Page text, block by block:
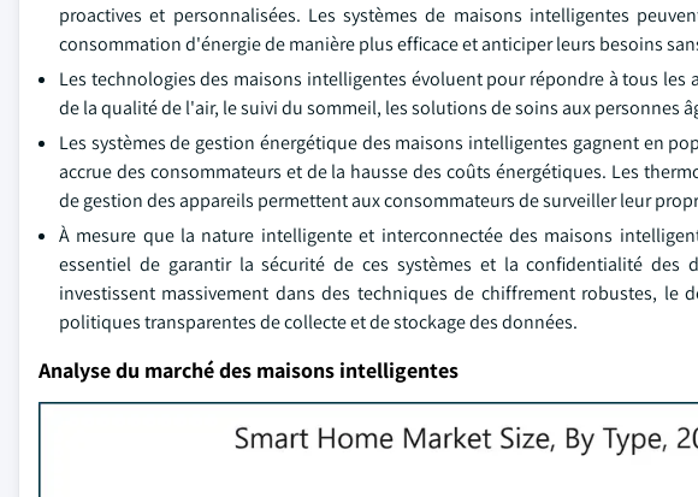
proactives et personnalisées. Les systèmes de maisons intelligentes
consommation d'énergie de manière plus efficace et anticiper leurs besoins
Les technologies des maisons intelligentes évoluent pour répondre à tous
de la qualité de l'air, le suivi du sommeil, les solutions de soins aux personnes
Les systèmes de gestion énergétique des maisons intelligentes gagnent en
accrue des consommateurs et de la hausse des coûts énergétiques. Les
de gestion des appareils permettent aux consommateurs de surveiller leur
À mesure que la nature intelligente et interconnectée des maisons
essentiel de garantir la sécurité de ces systèmes et la confidentialité des
investissent massivement dans des techniques de chiffrement robustes,
politiques transparentes de collecte et de stockage des données.
Analyse du marché des maisons intelligentes